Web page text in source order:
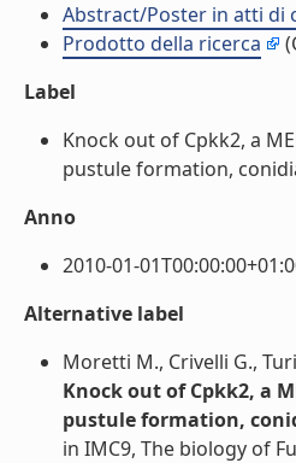
Abstract/Poster in atti di
Prodotto della ricerca
Label
Knock out of Cpkk2, a
pustule formation,
Anno
2010-01-
Alternative label
Moretti M., Crivelli G.,
Knock out of Cpkk2, a
pustule formation,
in IMC9, The biology of